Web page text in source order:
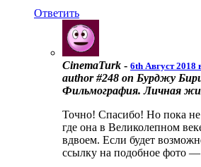
Ответить
CinemaTurk - 6th Август 2018
author #248 on Бурджу
Фильмография. Личная
Точно! Спасибо! Но пока не
где она в Великолепном
вдвоем. Если будет
ссылку на подобное фото